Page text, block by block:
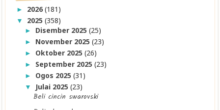
► 2026(181)
▼ 2025(358)
► Disember 2025(25)
► November 2025(23)
► Oktober 2025(26)
► September 2025(23)
► Ogos 2025(31)
▼ Julai 2025(23)
Beli cincin swarovski